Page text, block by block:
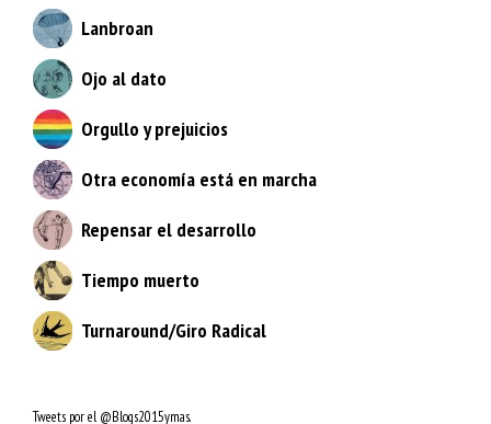
Lanbroan
Ojo al dato
Orgullo y prejuicios
Otra economía está en marcha
Repensar el desarrollo
Tiempo muerto
Turnaround/Giro Radical
Tweets por el @Blogs2015ymas.